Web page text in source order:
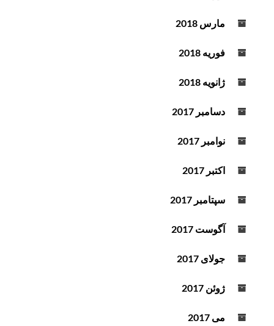
مارس 2018
فوریه 2018
ژانویه 2018
دسامبر 2017
نوامبر 2017
اکتبر 2017
سپتامبر 2017
آگوست 2017
جولای 2017
ژوئن 2017
می 2017